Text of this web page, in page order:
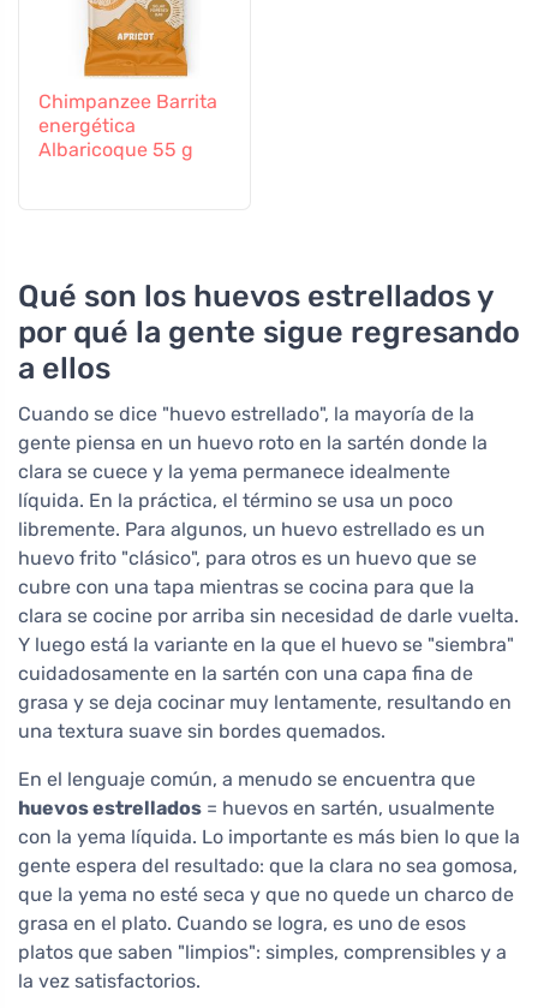
Chimpanzee Barrita
energética
Albaricoque 55 g
Qué son los huevos estrellados y
por qué la gente sigue regresando
a ellos
Cuando se dice "huevo estrellado", la mayoría de la
gente piensa en un huevo roto en la sartén donde la
clara se cuece y la yema permanece idealmente
líquida. En la práctica, el término se usa un poco
libremente. Para algunos, un huevo estrellado es un
huevo frito "clásico", para otros es un huevo que se
cubre con una tapa mientras se cocina para que la
clara se cocine por arriba sin necesidad de darle vuelta.
Y luego está la variante en la que el huevo se "siembra"
cuidadosamente en la sartén con una capa fina de
grasa y se deja cocinar muy lentamente, resultando en
una textura suave sin bordes quemados.
En el lenguaje común, a menudo se encuentra que
huevos estrellados = huevos en sartén, usualmente
con la yema líquida. Lo importante es más bien lo que la
gente espera del resultado: que la clara no sea gomosa,
que la yema no esté seca y que no quede un charco de
grasa en el plato. Cuando se logra, es uno de esos
platos que saben "limpios": simples, comprensibles y a
la vez satisfactorios.